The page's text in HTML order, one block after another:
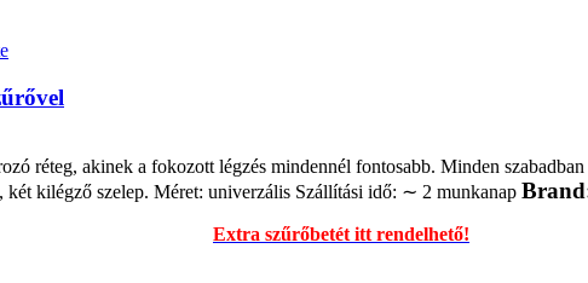
réteg, akinek a fokozott légzés mindennél fontosabb. Minden
két kilégző szelep. Méret: univerzális Szállítási idő: ∼ 2 munkanap
Extra szűrőbetét itt rendelhető!